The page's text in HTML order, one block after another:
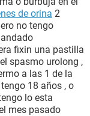
de orina 2
no tengo
fixin una pastilla
spasmo urolong ,
a las 1 de la
18 años , o
lo esta
mes pasado